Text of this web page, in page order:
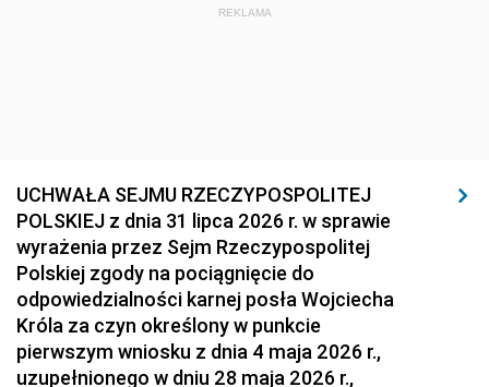
REKLAMA
UCHWAŁA SEJMU RZECZYPOSPOLITEJ
POLSKIEJ z dnia 31 lipca 2026 r. w sprawie
wyrażenia przez Sejm Rzeczypospolitej
Polskiej zgody na pociągnięcie do
odpowiedzialności karnej posła Wojciecha
Króla za czyn określony w punkcie
pierwszym wniosku z dnia 4 maja 2026 r.,
uzupełnionego w dniu 28 maja 2026 r.,